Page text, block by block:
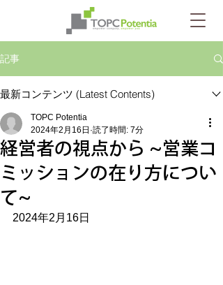
記事
最新コンテンツ (Latest Contents)
経営者の視点から ~営業コ
ミッションの在り方につい
て~
TOPC Potentia
2024年2月16日 読了時間: 7分
2024年2月16日